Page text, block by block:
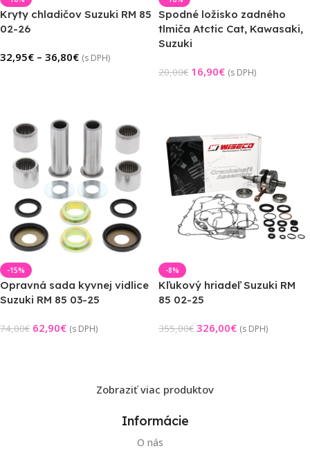
Kryty chladičov Suzuki RM 85
02-26
32,95€ – 36,80€ (s DPH)
Spodné ložisko zadného
tlmiča Atctic Cat, Kawasaki,
Suzuki
20,00€ 16,90€ (s DPH)
-15%
Opravná sada kyvnej vidlice
Suzuki RM 85 03-25
74,00€ 62,90€ (s DPH)
-8%
Kľukový hriadeľ Suzuki RM
85 02-25
355,00€ 326,00€ (s DPH)
Zobraziť viac produktov
Informácie
O nás